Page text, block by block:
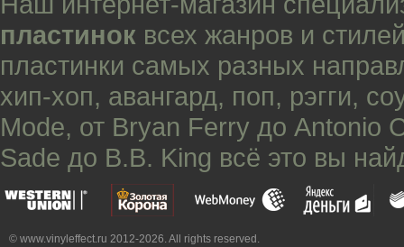
пластинок всех жанров и
пластинки самых разных
хип-хоп, авангард, поп, рэгги,
Mode, от Bryan Ferry до Antonio
Sade до B.B. King всё это вы
© www.vinyleffect.ru 2012-2026. All rights reserved.